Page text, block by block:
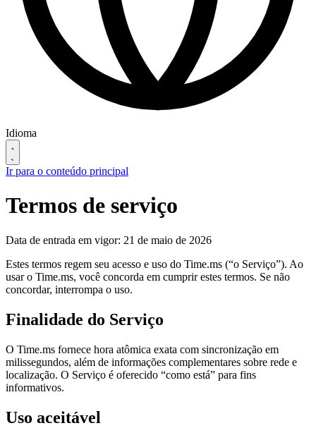
Idioma
Ir para o conteúdo principal
Termos de serviço
Data de entrada em vigor: 21 de maio de 2026
Estes termos regem seu acesso e uso do Time.ms (“o Serviço”). Ao
usar o Time.ms, você concorda em cumprir estes termos. Se não
concordar, interrompa o uso.
Finalidade do Serviço
O Time.ms fornece hora atômica exata com sincronização em
milissegundos, além de informações complementares sobre rede e
localização. O Serviço é oferecido “como está” para fins
informativos.
Uso aceitável